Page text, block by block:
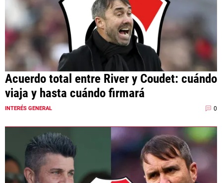
Acuerdo total entre River y Coudet: cuándo
viaja y hasta cuándo firmará
INTERÉS GENERAL 0